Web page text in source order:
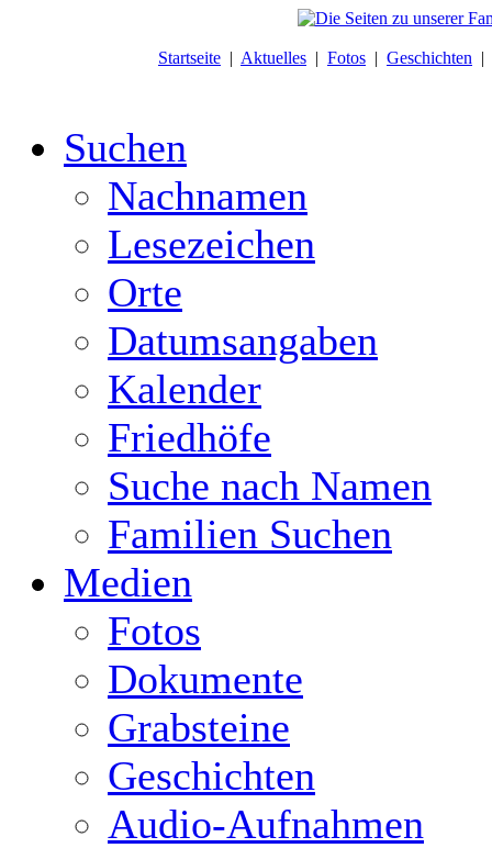
Startseite | Aktuelles | Fotos | Geschichten |
Suchen
Nachnamen
Lesezeichen
Orte
Datumsangaben
Kalender
Friedhöfe
Suche nach Namen
Familien Suchen
Medien
Fotos
Dokumente
Grabsteine
Geschichten
Audio-Aufnahmen